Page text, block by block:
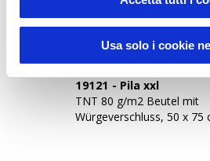
Usa solo i cookie
19121 - Pila xxl
TNT 80 g/m2 Beutel mit
Würgeverschluss, 50 x 75